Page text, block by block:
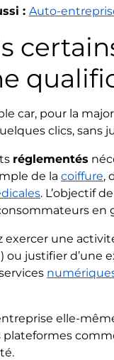
: Auto-
car, pour la
clics, sans
réglementés
de la coiffure,
. L’objectif
une
justifier d’une
elle-
plateformes